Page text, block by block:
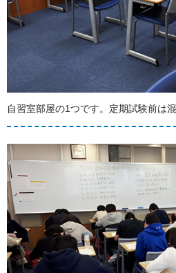
自習室部屋の1つです。定期試験前は混